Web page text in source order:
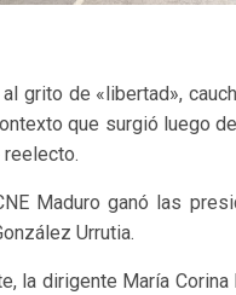
grito de «libertad»,
que surgió luego
Maduro ganó las
Urrutia.
la dirigente María